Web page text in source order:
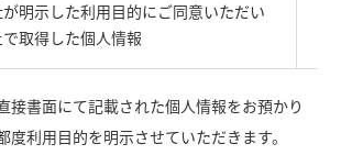
が明示した利用目的にご同意いただい
で取得した個人情報
接書面にて記載された個人情報をお預かり
度利用目的を明示させていただきます。